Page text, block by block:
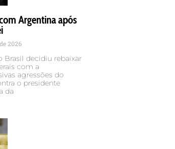
Argentina após
2026
Brasil decidiu rebaixar
com a
agressões do
o presidente
da